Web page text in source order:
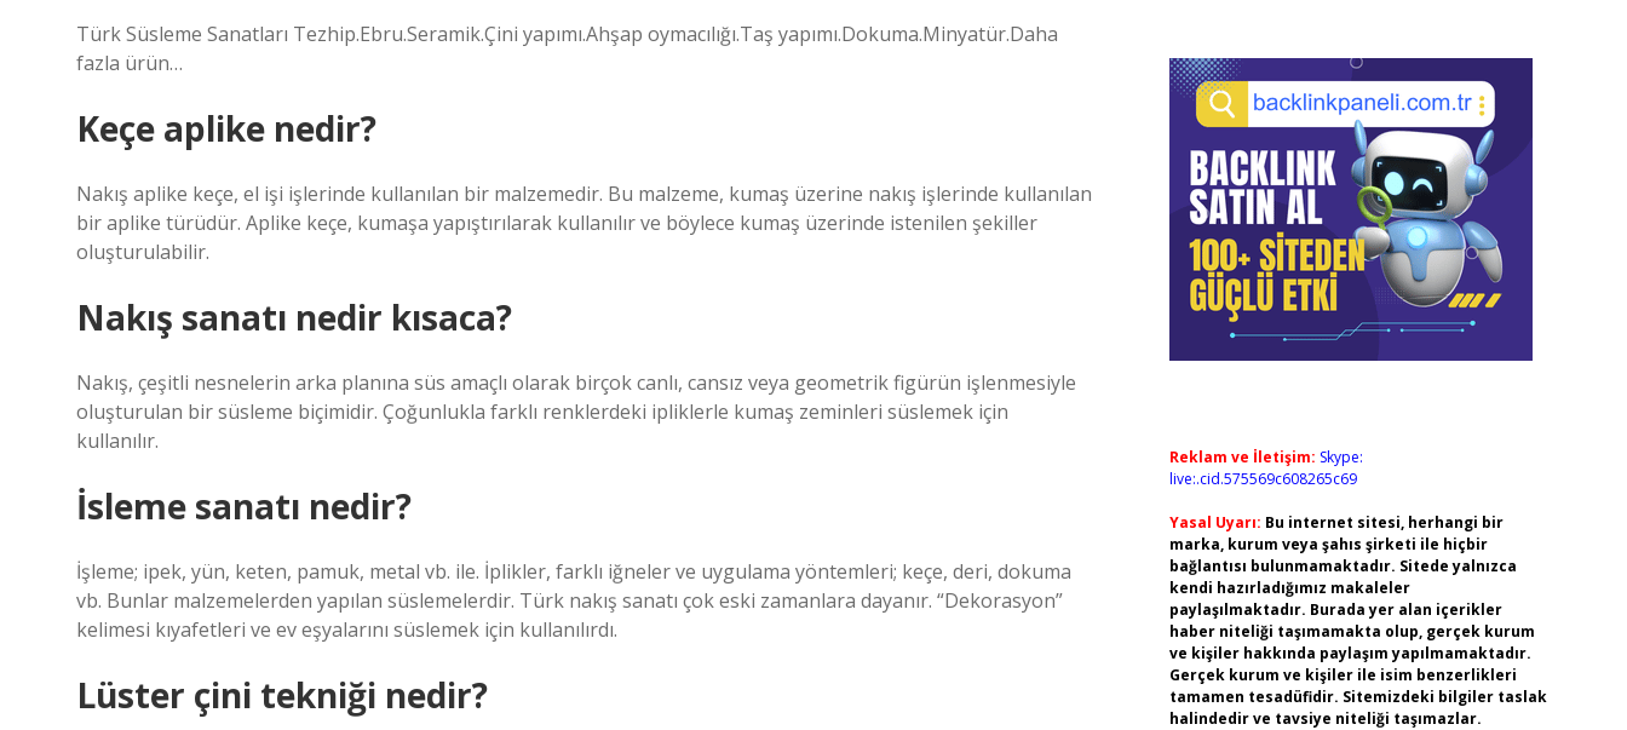
Türk Süsleme Sanatları Tezhip.Ebru.Seramik.Çini yapımı.Ahşap oymacılığı.Taş yapımı.Dokuma.Minyatür.Daha
fazla ürün…
Keçe aplike nedir?
Nakış aplike keçe, el işi işlerinde kullanılan bir malzemedir. Bu malzeme, kumaş üzerine nakış işlerinde kullanılan
bir aplike türüdür. Aplike keçe, kumaşa yapıştırılarak kullanılır ve böylece kumaş üzerinde istenilen şekiller
oluşturulabilir.
Nakış sanatı nedir kısaca?
Nakış, çeşitli nesnelerin arka planına süs amaçlı olarak birçok canlı, cansız veya geometrik figürün işlenmesiyle
oluşturulan bir süsleme biçimidir. Çoğunlukla farklı renklerdeki ipliklerle kumaş zeminleri süslemek için
kullanılır.
İsleme sanatı nedir?
İşleme; ipek, yün, keten, pamuk, metal vb. ile. İplikler, farklı iğneler ve uygulama yöntemleri; keçe, deri, dokuma
vb. Bunlar malzemelerden yapılan süslemelerdir. Türk nakış sanatı çok eski zamanlara dayanır. “Dekorasyon”
kelimesi kıyafetleri ve ev eşyalarını süslemek için kullanılırdı.
Lüster çini tekniği nedir?
Reklam ve İletişim: Skype:
live:.cid.575569c608265c69
Yasal Uyarı: Bu internet sitesi, herhangi bir
marka, kurum veya şahıs şirketi ile hiçbir
bağlantısı bulunmamaktadır. Sitede yalnızca
kendi hazırladığımız makaleler
paylaşılmaktadır. Burada yer alan içerikler
haber niteliği taşımamakta olup, gerçek kurum
ve kişiler hakkında paylaşım yapılmamaktadır.
Gerçek kurum ve kişiler ile isim benzerlikleri
tamamen tesadüfidir. Sitemizdeki bilgiler taslak
halindedir ve tavsiye niteliği taşımazlar.